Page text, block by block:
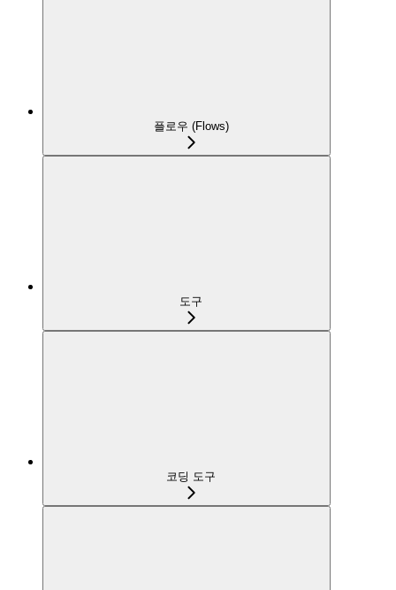
플로우 (Flows)
도구
코딩 도구